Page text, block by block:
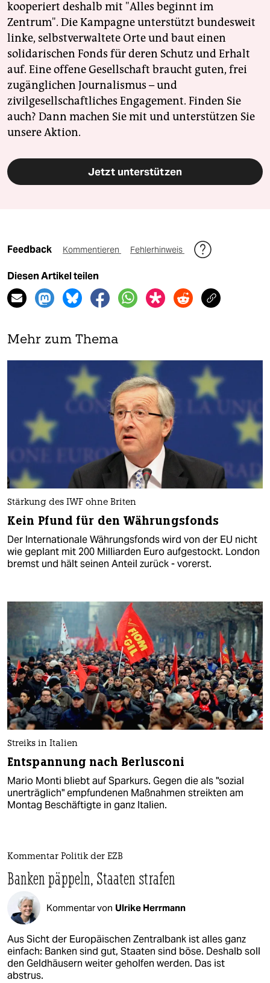
kooperiert deshalb mit "Alles beginnt im
Zentrum". Die Kampagne unterstützt bundesweit
linke, selbstverwaltete Orte und baut einen
solidarischen Fonds für deren Schutz und Erhalt
auf. Eine offene Gesellschaft braucht guten, frei
zugänglichen Journalismus – und
zivilgesellschaftliches Engagement. Finden Sie
auch? Dann machen Sie mit und unterstützen Sie
unsere Aktion.
Jetzt unterstützen
Feedback Kommentieren Fehlerhinweis
Diesen Artikel teilen
Mehr zum Thema
Stärkung des IWF ohne Briten
Kein Pfund für den Währungsfonds
Der Internationale Währungsfonds wird von der EU nicht
wie geplant mit 200 Milliarden Euro aufgestockt. London
bremst und hält seinen Anteil zurück - vorerst.
Streiks in Italien
Entspannung nach Berlusconi
Mario Monti bliebt auf Sparkurs. Gegen die als "sozial
unerträglich" empfundenen Maßnahmen streikten am
Montag Beschäftigte in ganz Italien.
Kommentar Politik der EZB
Banken päppeln, Staaten strafen
Kommentar von Ulrike Herrmann
Aus Sicht der Europäischen Zentralbank ist alles ganz
einfach: Banken sind gut, Staaten sind böse. Deshalb soll
den Geldhäusern weiter geholfen werden. Das ist
abstrus.